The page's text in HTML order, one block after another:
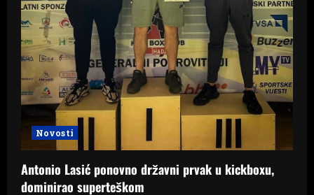
Novosti
Antonio Lasić ponovno državni prvak u kickboxu,
dominirao superteškom